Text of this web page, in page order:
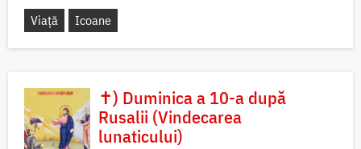
Viață Icoane
✝) Duminica a 10-a după
Rusalii (Vindecarea
lunaticului)